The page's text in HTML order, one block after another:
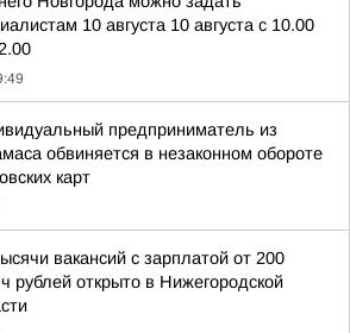
10 августа 10 августа с 10.00
предприниматель из
обвиняется в незаконном обороте
карт
вакансий с зарплатой от 200
рублей открыто в Нижегородской